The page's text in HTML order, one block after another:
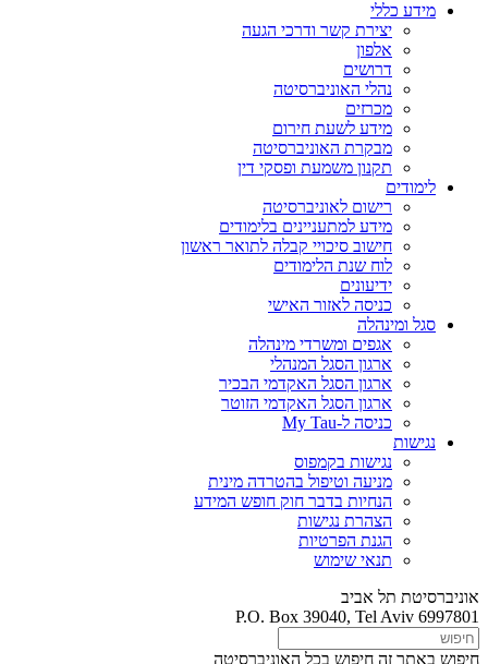
מידע כללי
יצירת קשר ודרכי הגעה
אלפון
דרושים
נהלי האוניברסיטה
מכרזים
מידע לשעת חירום
מבקרת האוניברסיטה
תקנון משמעת ופסקי דין
לימודים
רישום לאוניברסיטה
מידע למתעניינים בלימודים
חישוב סיכויי קבלה לתואר ראשון
לוח שנת הלימודים
ידיעונים
כניסה לאזור האישי
סגל ומינהלה
אגפים ומשרדי מינהלה
ארגון הסגל המנהלי
ארגון הסגל האקדמי הבכיר
ארגון הסגל האקדמי הזוטר
כניסה ל-My Tau
נגישות
נגישות בקמפוס
מניעה וטיפול בהטרדה מינית
הנחיות בדבר חוק חופש המידע
הצהרת נגישות
הגנת הפרטיות
תנאי שימוש
אוניברסיטת תל אביב
P.O. Box 39040, Tel Aviv 6997801
חיפוש באתר זה חיפוש בכל האוניברסיטה